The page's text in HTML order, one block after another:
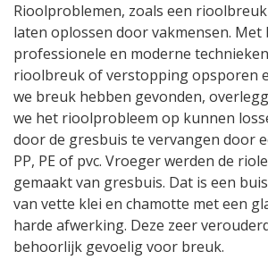
Rioolproblemen, zoals een
laten oplossen door vakmensen. Met
professionele en moderne
rioolbreuk of verstopping opsporen
we breuk hebben gevonden,
we het rioolprobleem op kunnen
door de gresbuis te vervangen door
PP, PE of pvc. Vroeger werden de
gemaakt van gresbuis. Dat is een
van vette klei en chamotte met een
harde afwerking. Deze zeer
behoorlijk gevoelig voor breuk.